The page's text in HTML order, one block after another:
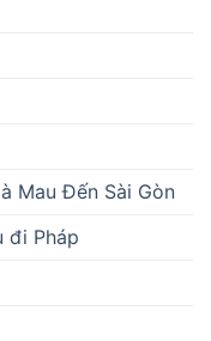
Mau Đến Sài Gòn
đi Pháp